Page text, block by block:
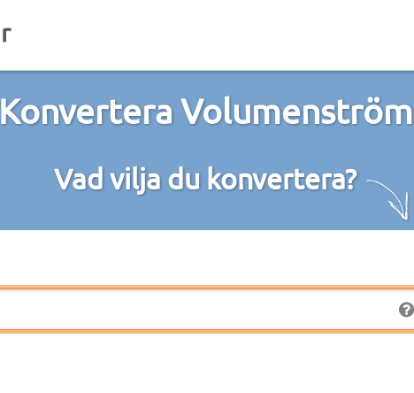
Konvertera Volumenström
Vad vilja du konvertera?